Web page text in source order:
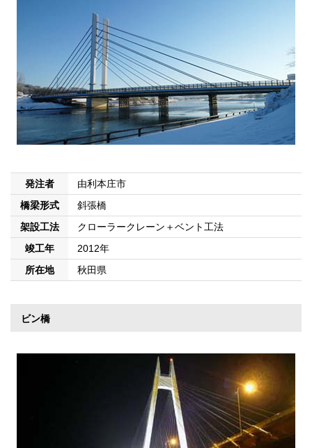
発注者
由利本庄市
橋梁形式
斜張橋
架設工法
クローラークレーン＋ベント工法
竣工年
2012年
所在地
秋田県
ビン橋